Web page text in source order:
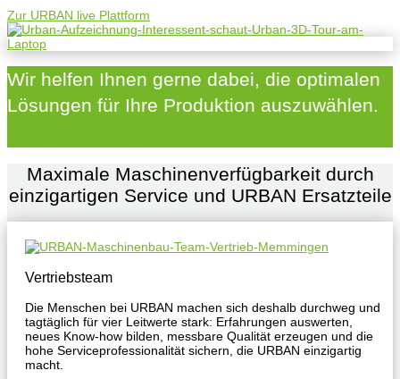
Zur URBAN live Plattform
Wir helfen Ihnen gerne dabei, die optimalen
Lösungen für Ihre Produktion auszuwählen.
Maximale Maschinenverfügbarkeit durch
einzigartigen Service und URBAN Ersatzteile
Vertriebsteam
Die Menschen bei URBAN machen sich deshalb durchweg und
tagtäglich für vier Leitwerte stark: Erfahrungen auswerten,
neues Know-how bilden, messbare Qualität erzeugen und die
hohe Serviceprofessionalität sichern, die URBAN einzigartig
macht.